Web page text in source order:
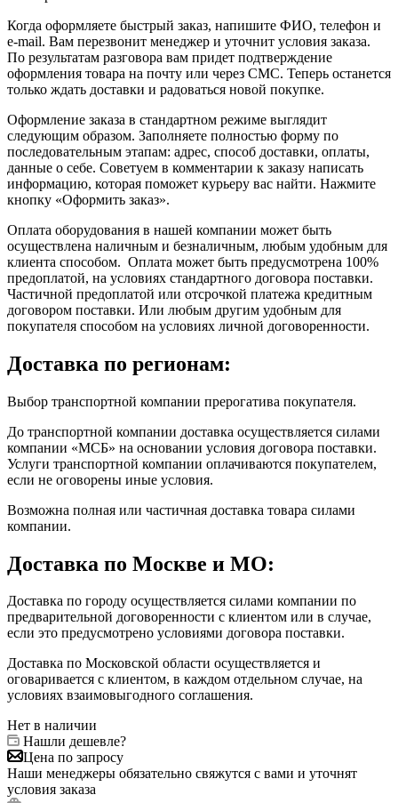
Когда оформляете быстрый заказ, напишите ФИО, телефон и
e-mail. Вам перезвонит менеджер и уточнит условия заказа.
По результатам разговора вам придет подтверждение
оформления товара на почту или через СМС. Теперь останется
только ждать доставки и радоваться новой покупке.
Оформление заказа в стандартном режиме выглядит
следующим образом. Заполняете полностью форму по
последовательным этапам: адрес, способ доставки, оплаты,
данные о себе. Советуем в комментарии к заказу написать
информацию, которая поможет курьеру вас найти. Нажмите
кнопку «Оформить заказ».
Оплата оборудования в нашей компании может быть
осуществлена наличным и безналичным, любым удобным для
клиента способом. Оплата может быть предусмотрена 100%
предоплатой, на условиях стандартного договора поставки.
Частичной предоплатой или отсрочкой платежа кредитным
договором поставки. Или любым другим удобным для
покупателя способом на условиях личной договоренности.
Доставка по регионам:
Выбор транспортной компании прерогатива покупателя.
До транспортной компании доставка осуществляется силами
компании «МСБ» на основании условия договора поставки.
Услуги транспортной компании оплачиваются покупателем,
если не оговорены иные условия.
Возможна полная или частичная доставка товара силами
компании.
Доставка по Москве и МО:
Доставка по городу осуществляется силами компании по
предварительной договоренности с клиентом или в случае,
если это предусмотрено условиями договора поставки.
Доставка по Московской области осуществляется и
оговаривается с клиентом, в каждом отдельном случае, на
условиях взаимовыгодного соглашения.
Нет в наличии
Нашли дешевле?
Цена по запросу
Наши менеджеры обязательно свяжутся с вами и уточнят
условия заказа